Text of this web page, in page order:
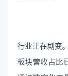
行业正在剧变
板块营收占比